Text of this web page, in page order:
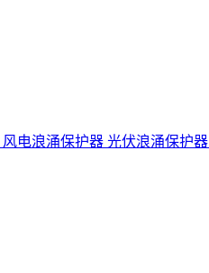
风电浪涌保护器 光伏浪涌保护器